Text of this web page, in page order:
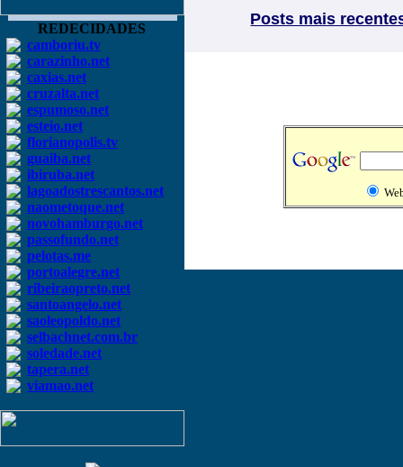
REDECIDADES
camboriu.tv
carazinho.net
caxias.net
cruzalta.net
espumoso.net
esteio.net
florianopolis.tv
guaiba.net
ibiruba.net
lagoadostrescantos.net
naometoque.net
novohamburgo.net
passofundo.net
pelotas.me
portoalegre.net
ribeiraopreto.net
santoangelo.net
saoleopoldo.net
selbachnet.com.br
soledade.net
tapera.net
viamao.net
Posts mais